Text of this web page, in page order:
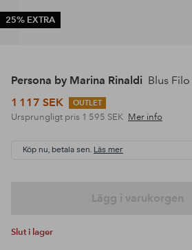
25% EXTRA
Persona by Marina Rinaldi Blus Filo
1 117 SEK
OUTLET
Ursprungligt pris 1 595 SEK Mer info
Köp nu, betala sen. Läs mer
Lägg i varukorgen
Slut i lager